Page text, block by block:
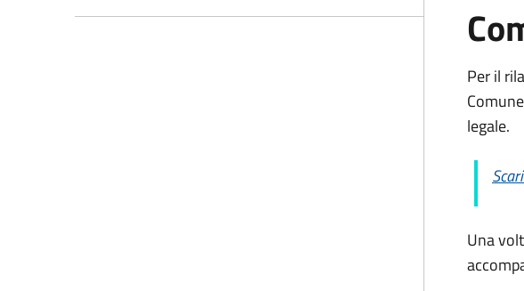
Per il
legale.
Una